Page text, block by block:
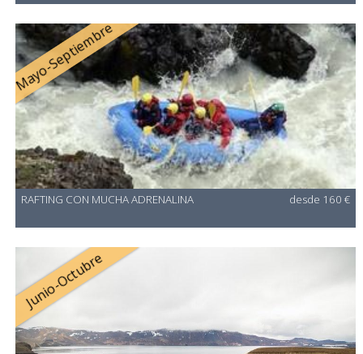
Mayo-Septiembre
RAFTING CON MUCHA ADRENALINA desde 160 €
Junio-Octubre